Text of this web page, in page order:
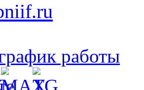
работы